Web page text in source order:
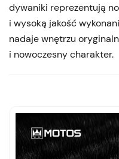
dywaniki reprezentują
i wysoką jakość
nadaje wnętrzu
i nowoczesny charakter.